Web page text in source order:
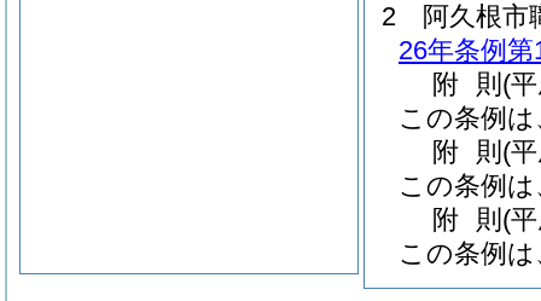
2
阿久根市
26年条例第
附 則 (
この条例
附 則 (
この条例
附 則 (
この条例